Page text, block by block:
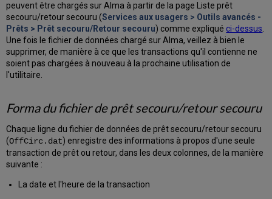
peuvent être chargés sur Alma à partir de la page Liste prêt
secouru/retour secouru (Services aux usagers > Outils avancés -
Prêts > Prêt secouru/Retour secouru) comme expliqué ci-dessus
Une fois le fichier de données chargé sur Alma, veillez à bien le
supprimer, de manière à ce que les transactions qu'il contienne ne
soient pas chargées à nouveau à la prochaine utilisation de
l'utilitaire.
Forma du fichier de prêt secouru/retour secouru
Chaque ligne du fichier de données de prêt secouru/retour secouru
(OffCirc.dat) enregistre des informations à propos d'une seule
transaction de prêt ou retour, dans les deux colonnes, de la manière
suivante :
La date et l'heure de la transaction